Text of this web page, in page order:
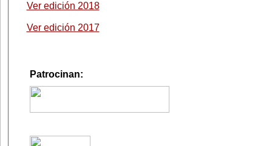
Ver edición 2018
Ver edición 2017
Patrocinan: